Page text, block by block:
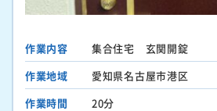
作業内容
集合住宅 玄関開錠
作業地域
愛知県名古屋市港区
作業時間
20分